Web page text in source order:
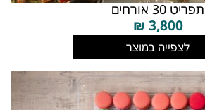
תפריט 30 אורחים
3,800
₪
לצפייה במוצר